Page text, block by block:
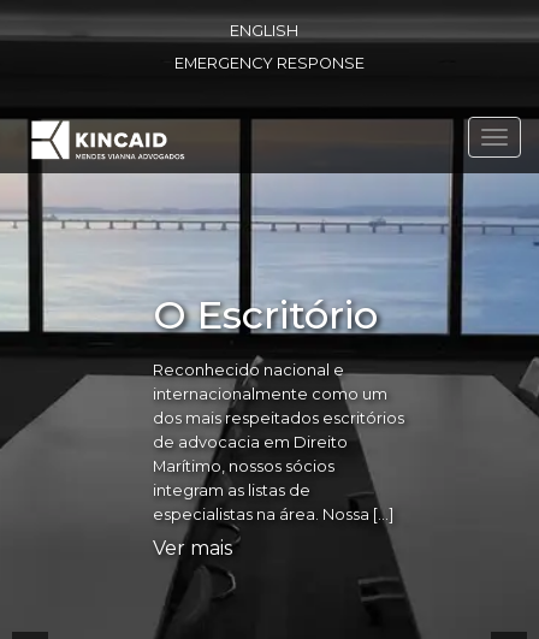
ENGLISH
EMERGENCY RESPONSE
O Escritório
Reconhecido nacional e
internacionalmente como um
dos mais respeitados escritórios
de advocacia em Direito
Marítimo, nossos sócios
integram as listas de
especialistas na área. Nossa […]
Ver mais